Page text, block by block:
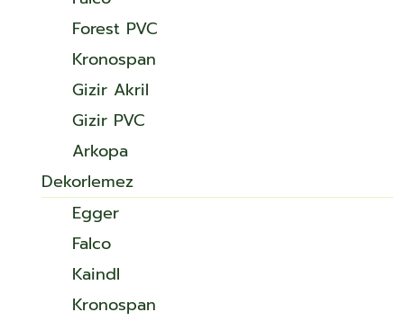
Forest PVC
Kronospan
Gizir Akril
Gizir PVC
Arkopa
Dekorlemez
Egger
Falco
Kaindl
Kronospan